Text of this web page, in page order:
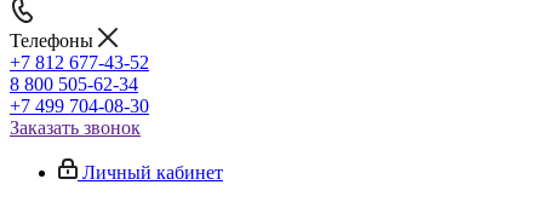
Телефоны
+7 812 677-43-52
8 800 505-62-34
+7 499 704-08-30
Заказать звонок
Личный кабинет